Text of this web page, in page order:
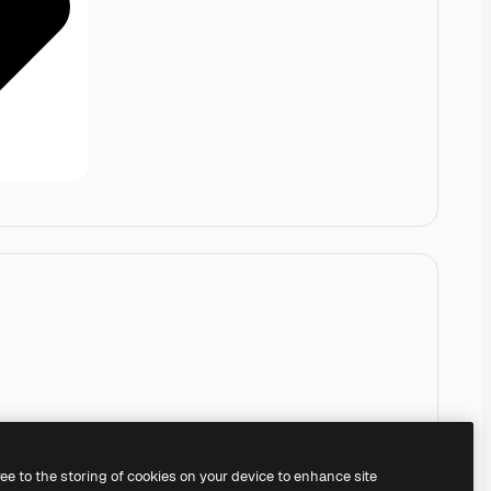
to the storing of cookies on your device to enhance site